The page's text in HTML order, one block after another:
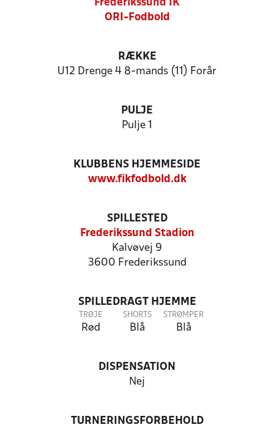
Frederikssund IK
ORI-Fodbold
RÆKKE
U12 Drenge 4 8-mands (11) Forår
PULJE
Pulje 1
KLUBBENS HJEMMESIDE
www.fikfodbold.dk
SPILLESTED
Frederikssund Stadion
Kalvøvej 9
3600 Frederikssund
SPILLEDRAGT HJEMME
TRØJE
Rød
SHORTS
Blå
STRØMPER
Blå
DISPENSATION
Nej
TURNERINGSFORBEHOLD